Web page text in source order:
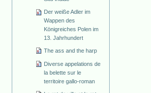
Der weiße Adler im
Wappen des
Königreiches Polen im
13. Jahrhundert
The ass and the harp
Diverse appelations de
la belette sur le
territoire gallo-roman